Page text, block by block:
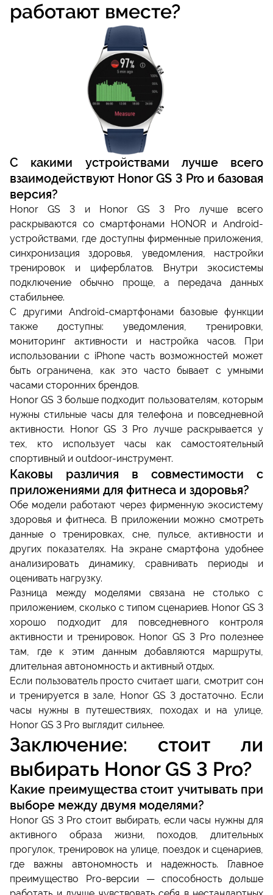
работают вместе?
С какими устройствами лучше всего
взаимодействуют Honor GS 3 Pro и базовая
версия?
Honor GS 3 и Honor GS 3 Pro лучше всего
раскрываются со смартфонами HONOR и Android-
устройствами, где доступны фирменные приложения,
синхронизация здоровья, уведомления, настройки
тренировок и циферблатов. Внутри экосистемы
подключение обычно проще, а передача данных
стабильнее.
С другими Android-смартфонами базовые функции
также доступны: уведомления, тренировки,
мониторинг активности и настройка часов. При
использовании с iPhone часть возможностей может
быть ограничена, как это часто бывает с умными
часами сторонних брендов.
Honor GS 3 больше подходит пользователям, которым
нужны стильные часы для телефона и повседневной
активности. Honor GS 3 Pro лучше раскрывается у
тех, кто использует часы как самостоятельный
спортивный и outdoor-инструмент.
Каковы различия в совместимости с
приложениями для фитнеса и здоровья?
Обе модели работают через фирменную экосистему
здоровья и фитнеса. В приложении можно смотреть
данные о тренировках, сне, пульсе, активности и
других показателях. На экране смартфона удобнее
анализировать динамику, сравнивать периоды и
оценивать нагрузку.
Разница между моделями связана не столько с
приложением, сколько с типом сценариев. Honor GS 3
хорошо подходит для повседневного контроля
активности и тренировок. Honor GS 3 Pro полезнее
там, где к этим данным добавляются маршруты,
длительная автономность и активный отдых.
Если пользователь просто считает шаги, смотрит сон
и тренируется в зале, Honor GS 3 достаточно. Если
часы нужны в путешествиях, походах и на улице,
Honor GS 3 Pro выглядит сильнее.
Заключение: стоит ли
выбирать Honor GS 3 Pro?
Какие преимущества стоит учитывать при
выборе между двумя моделями?
Honor GS 3 Pro стоит выбирать, если часы нужны для
активного образа жизни, походов, длительных
прогулок, тренировок на улице, поездок и сценариев,
где важны автономность и надежность. Главное
преимущество Pro-версии — способность дольше